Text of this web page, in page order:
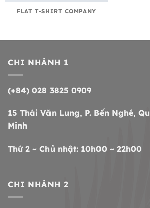
FLAT T-SHIRT COMPANY
CHI NHÁNH 1
(+84) 028 3825 0909
15 Thái Văn Lung, P. Bến Nghé,
Minh
Thứ 2 ~ Chủ nhật: 10h00 ~ 22h00
CHI NHÁNH 2